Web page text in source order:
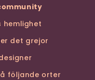
hemlighet
det grejor
följande orter